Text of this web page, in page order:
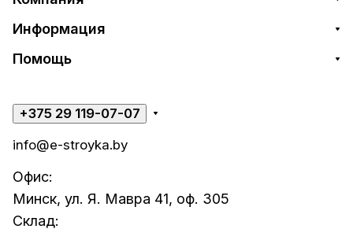
Информация
Помощь
+375 29 119-07-07
info@e-stroyka.by
Офис:
Минск, ул. Я. Мавра 41, оф. 305
Склад: